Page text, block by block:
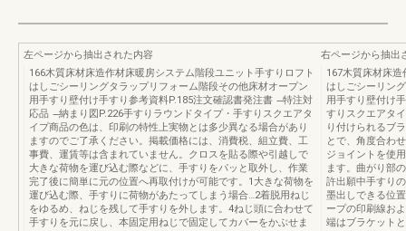
左ページから抽出された内容
166木質床材床造作材床暖房システム階段ユニット手すりロフト
はしごシーリングタラップリフォーム階段その他床材オープン
用手すり壁付け手すり参考資料P.185注文確認書発注書 ̶特注対
応品 ̶納まり図P.226手すりラウンドタイプ・手すりスクエアタ
イプ商品の色は、印刷の特性上実物とは多少異なる場合があり
ますのでご了承ください。掲載価格には、消費税、組立費、工
事費、運賃等は含まれていません。クロスを貼る際や引越しで
大きな荷物を運び込む際などに、手すりをパッと取外し、作業
完了後に簡単に元の位置へ再取付けが可能です。1大きな荷物を
運び込む際、手すりに荷物があたってしまう場合…2着脱用ねじ
をゆるめ、ねじを残して手すりを外します。4ねじ頭に合わせて
手すりを元に戻し、本固定用ねじで固定してカバーをかぶせま
右ページから抽出
167木質床材床
はしごシーリン
用手すり壁付け
すりスクエアタ
り付けられるブ
とで、角度合わ
ジョイントを使
ます。曲がり部
許出願中手すり
墨出しできる位
ープの印刷線お
端はブラケット